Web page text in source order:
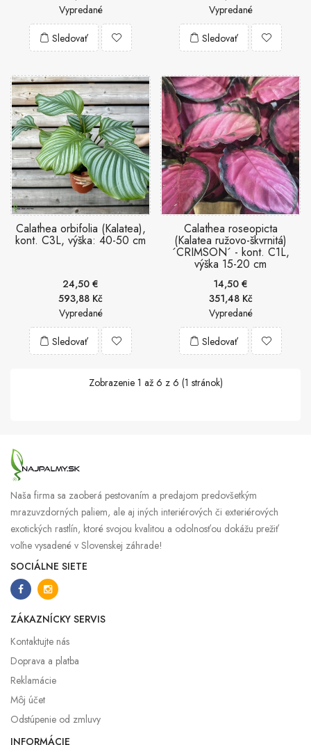
Vypredané
Sledovať
Vypredané
Sledovať
Calathea orbifolia (Kalatea),
kont. C3L, výška: 40-50 cm
24,50 €
593,88 Kč
Vypredané
Sledovať
Calathea roseopicta
(Kalatea ružovo-škvrnitá)
´CRIMSON´ - kont. C1L,
výška 15-20 cm
14,50 €
351,48 Kč
Vypredané
Sledovať
Zobrazenie 1 až 6 z 6 (1 stránok)
Naša firma sa zaoberá pestovaním a predajom predovšetkým
mrazuvzdorných paliem, ale aj iných interiérových či exteriérových
exotických rastlín, ktoré svojou kvalitou a odolnosťou dokážu prežiť
voľne vysadené v Slovenskej záhrade!
SOCIÁLNE SIETE
ZÁKAZNÍCKY SERVIS
Kontaktujte nás
Doprava a platba
Reklamácie
Môj účet
Odstúpenie od zmluvy
INFORMÁCIE